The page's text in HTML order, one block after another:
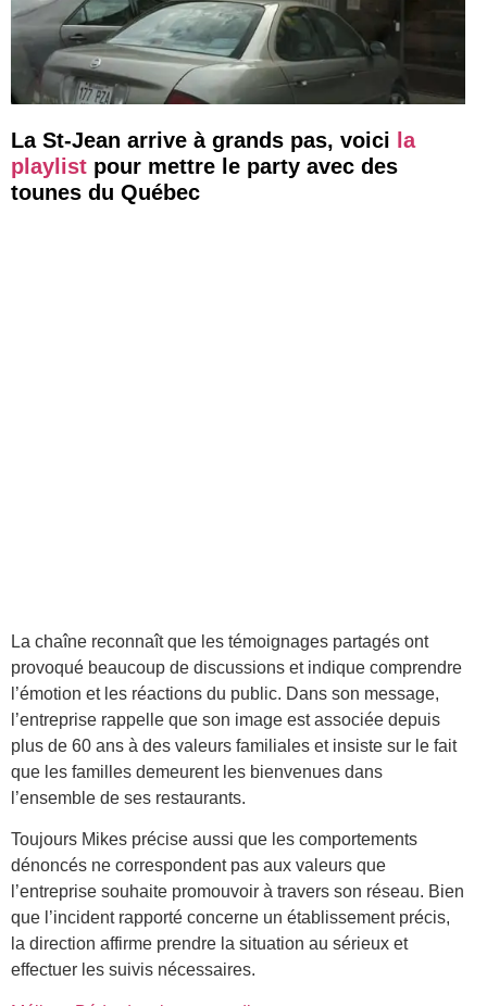
La St-Jean arrive à grands pas, voici la
playlist pour mettre le party avec des
tounes du Québec
La chaîne reconnaît que les témoignages partagés ont
provoqué beaucoup de discussions et indique comprendre
l’émotion et les réactions du public. Dans son message,
l’entreprise rappelle que son image est associée depuis
plus de 60 ans à des valeurs familiales et insiste sur le fait
que les familles demeurent les bienvenues dans
l’ensemble de ses restaurants.
Toujours Mikes précise aussi que les comportements
dénoncés ne correspondent pas aux valeurs que
l’entreprise souhaite promouvoir à travers son réseau. Bien
que l’incident rapporté concerne un établissement précis,
la direction affirme prendre la situation au sérieux et
effectuer les suivis nécessaires.